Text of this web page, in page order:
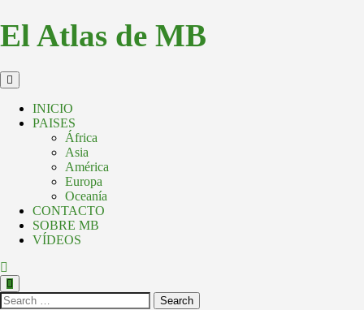
El Atlas de MB
INICIO
PAISES
África
Asia
América
Europa
Oceanía
CONTACTO
SOBRE MB
VÍDEOS
Search